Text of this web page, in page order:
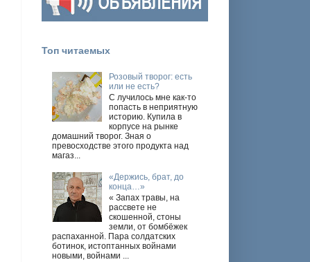
Топ читаемых
Розовый творог: есть
или не есть?
С лучилось мне как-то
попасть в неприятную
историю. Купила в
корпусе на рынке
домашний творог. Зная о
превосходстве этого продукта над
магаз...
«Держись, брат, до
конца…»
« Запах травы, на
рассвете не
скошенной, стоны
земли, от бомбёжек
распаханной. Пара солдатских
ботинок, истоптанных войнами
новыми, войнами ...